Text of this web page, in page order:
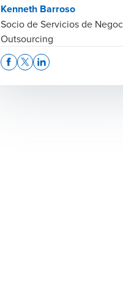
Kenneth Barroso
Socio de Servicios de
Outsourcing